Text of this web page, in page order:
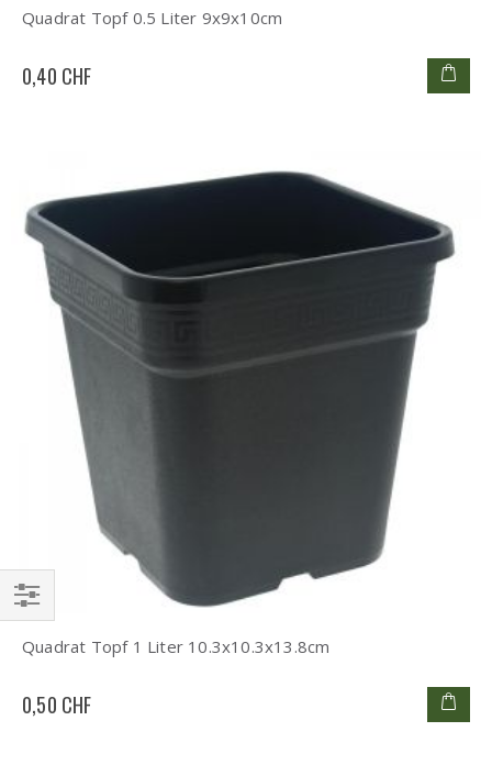
Quadrat Topf 0.5 Liter 9x9x10cm
0,40 CHF
Quadrat Topf 1 Liter 10.3x10.3x13.8cm
0,50 CHF
Einkaufsoptionen